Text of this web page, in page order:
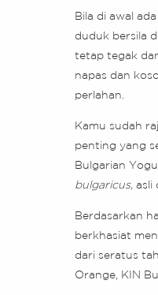
Bila di awal
duduk bersila
tetap tegak
napas dan
perlahan.
Kamu sudah
penting yang
Bulgarian
bulgaricus, asli
Berdasarkan
berkhasiat
dari seratus
Orange, KIN